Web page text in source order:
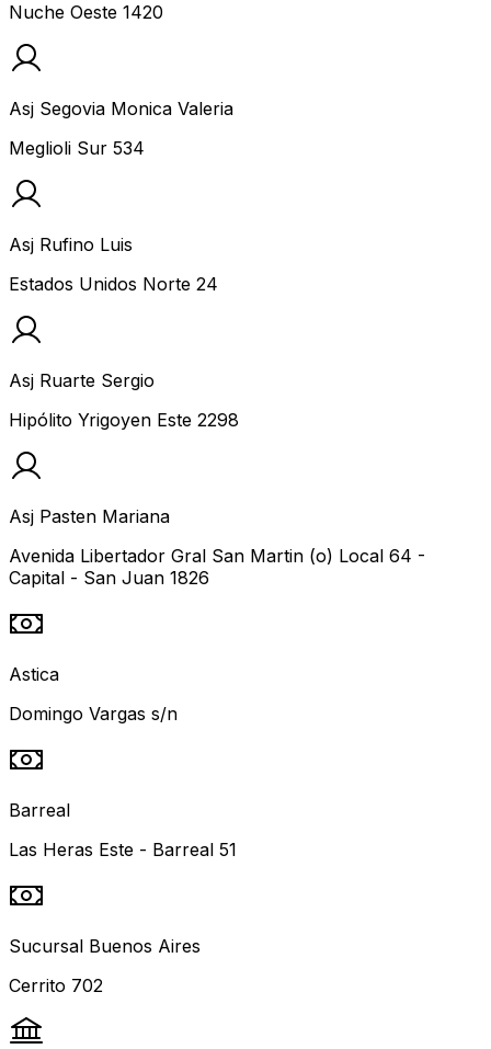
Nuche Oeste 1420
Asj Segovia Monica Valeria
Meglioli Sur 534
Asj Rufino Luis
Estados Unidos Norte 24
Asj Ruarte Sergio
Hipólito Yrigoyen Este 2298
Asj Pasten Mariana
Avenida Libertador Gral San Martin (o) Local 64 -
Capital - San Juan 1826
Astica
Domingo Vargas s/n
Barreal
Las Heras Este - Barreal 51
Sucursal Buenos Aires
Cerrito 702